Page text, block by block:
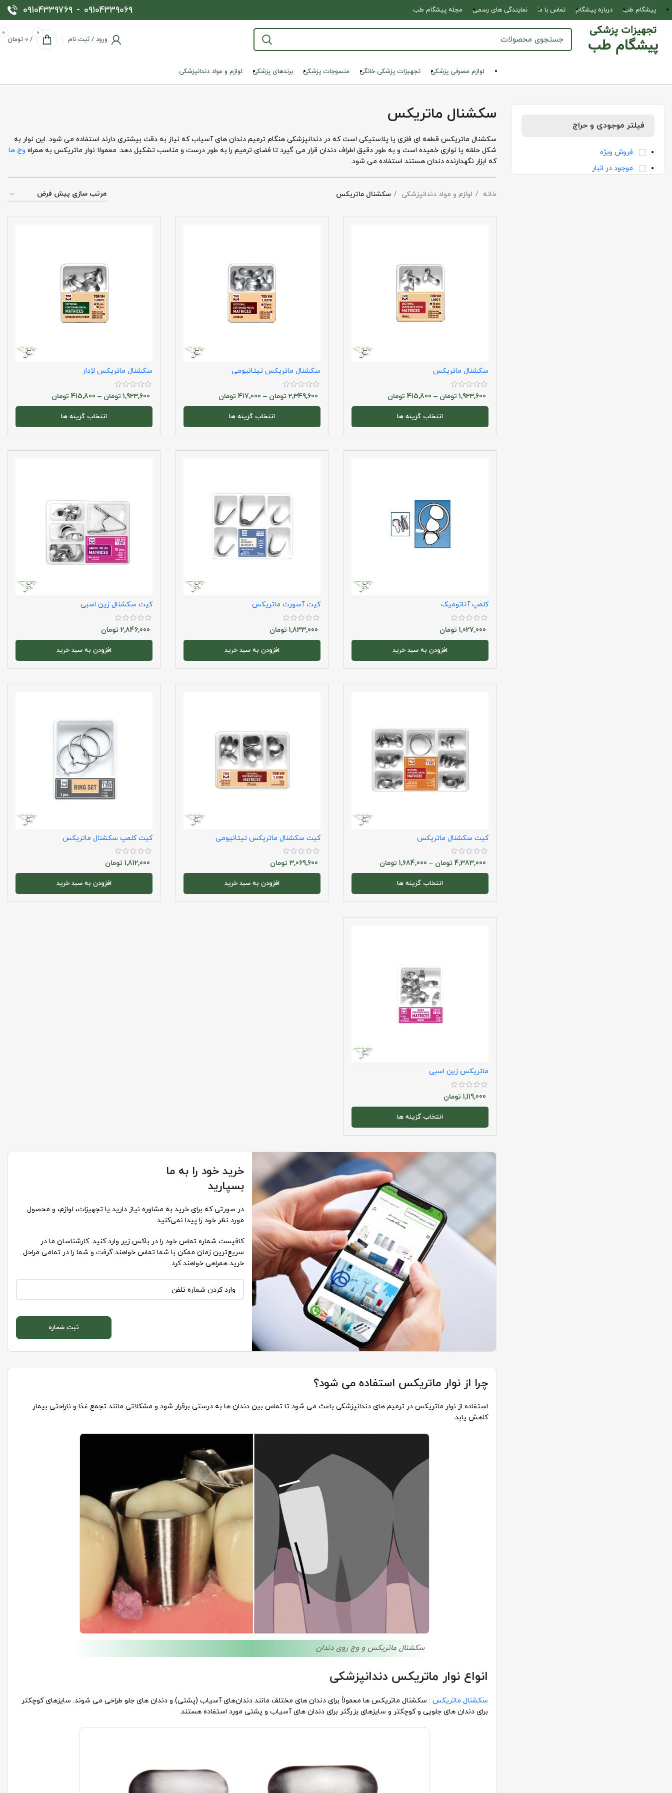
پیشگام طب درباره پیشگام تماس با ما نمایندگی های رسمی مجله پیشگام طب 09104339769 - 09104339069
ورود / ثبت نام
0
0
/
0 تومان
لوازم مصرفی پزشکی تجهیزات پزشکی خانگی منسوجات پزشکی برندهای پزشکی لوازم و مواد دندانپزشکی
فیلتر موجودی و حراج
فروش ویژه
موجود در انبار
سکشنال ماتریکس
سکشنال ماتریکس قطعه ای فلزی یا پلاستیکی است که در دندانپزشکی هنگام ترمیم دندان های آسیاب که نیاز به دقت بیشتری دارند استفاده می شود. این نوار به
شکل حلقه یا نواری خمیده است و به طور دقیق اطراف دندان قرار می گیرد تا فضای ترمیم را به طور درست و مناسب تشکیل دهد. معمولا نوار ماتریکس به همراه وج ها
که ابزار نگهدارنده دندان هستند استفاده می شود.
خانه لوازم و مواد دندانپزشکی سکشنال ماتریکس
سکشنال ماتریکس
1,923,600 تومان –
415,800 تومان
انتخاب گزینه ها
سکشنال ماتریکس تیتانیومی
2,349,600 تومان –
417,000 تومان
انتخاب گزینه ها
سکشنال ماتریکس لژدار
1,923,600 تومان –
415,800 تومان
انتخاب گزینه ها
کلمپ آناتومیک
1,027,000 تومان
افزودن به سبد خرید
کیت آسورت ماتریکس
1,833,000 تومان
افزودن به سبد خرید
کیت سکشنال زین اسبی
2,846,000 تومان
افزودن به سبد خرید
کیت سکشنال ماتریکس
4,383,000 تومان –
1,684,000 تومان
انتخاب گزینه ها
کیت سکشنال ماتریکس تیتانیومی
3,069,600 تومان
افزودن به سبد خرید
کیت کلمپ سکشنال ماتریکس
1,812,000 تومان
افزودن به سبد خرید
ماتریکس زین اسبی
1,119,000 تومان
انتخاب گزینه ها
خرید خود را به ما
بسپارید
در صورتی که برای خرید به مشاوره نیاز دارید یا تجهیزات، لوازم، و محصول
مورد نظر خود را پیدا نمی‌کنید
کافیست شماره تماس خود را در باکس زیر وارد کنید. کارشناسان ما در
سریع‌ترین زمان ممکن با شما تماس خواهند گرفت و شما را در تمامی مراحل
خرید همراهی خواهند کرد.
ثبت شماره
چرا از نوار ماتریکس استفاده می شود؟
استفاده از نوار ماتریکس در ترمیم های دندانپزشکی باعث می شود تا تماس بین دندان ها به درستی برقرار شود و مشکلاتی مانند تجمع غذا و ناراحتی بیمار
کاهش یابد.
سکشنال ماتریکس و وج روی دندان
انواع نوار ماتریکس دندانپزشکی
سکشنال ماتریکس : سکشنال ماتریکس ها معمولاً برای دندان های مختلف مانند دندان‌های آسیاب (پشتی) و دندان های جلو طراحی می شوند. سایزهای کوچکتر
برای دندان های جلویی و کوچکتر و سایزهای بزرگتر برای دندان های آسیاب و پشتی مورد استفاده هستند.